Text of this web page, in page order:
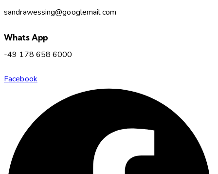
sandrawessing@googlemail.com
Whats App
-49 178 658 6000
Facebook